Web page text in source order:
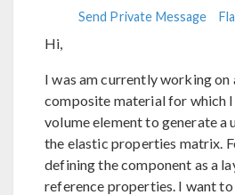
Send Private Message
Hi,
I was am currently working on
composite material for which I
volume element to generate a
the elastic properties matrix.
defining the component as a
reference properties. I want